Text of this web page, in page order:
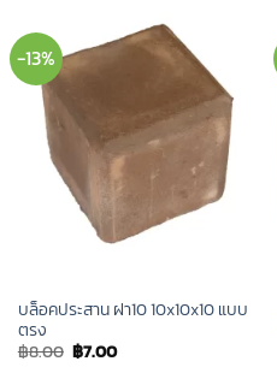
-13%
บล็อคประสาน ฝา10 10x10x10 แบบ
ตรง
฿8.00 Original
price
฿7.00Current